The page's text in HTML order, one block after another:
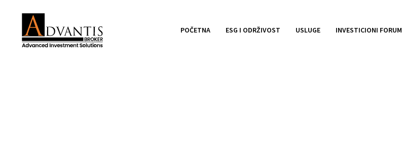
POČETNA ESG I ODRŽIVOST USLUGE INVESTICIONI FORUM